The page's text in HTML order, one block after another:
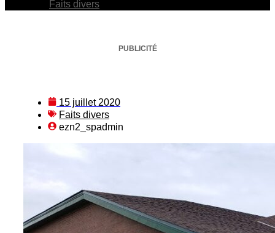
Faits divers
PUBLICITÉ
15 juillet 2020
Faits divers
ezn2_spadmin